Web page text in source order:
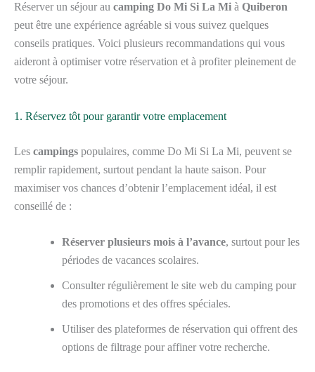
Réserver un séjour au camping Do Mi Si La Mi à Quiberon
peut être une expérience agréable si vous suivez quelques
conseils pratiques. Voici plusieurs recommandations qui vous
aideront à optimiser votre réservation et à profiter pleinement de
votre séjour.
1. Réservez tôt pour garantir votre emplacement
Les campings populaires, comme Do Mi Si La Mi, peuvent se
remplir rapidement, surtout pendant la haute saison. Pour
maximiser vos chances d’obtenir l’emplacement idéal, il est
conseillé de :
Réserver plusieurs mois à l’avance, surtout pour les
périodes de vacances scolaires.
Consulter régulièrement le site web du camping pour
des promotions et des offres spéciales.
Utiliser des plateformes de réservation qui offrent des
options de filtrage pour affiner votre recherche.